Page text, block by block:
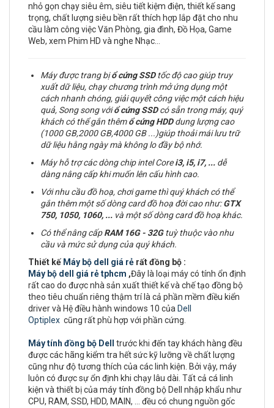
nhỏ gọn chạy siêu êm, siêu tiết kiệm điện, thiết kế sang
trọng, chất lượng siêu bền rất thích hợp lắp đặt cho nhu
cầu làm công việc Văn Phòng, gia đình, Đồ Họa, Game
Web, xem Phim HD và nghe Nhạc…
Máy được trang bịổ cứng SSDtốc độ cao giúp truy
xuất dữ liệu, chạy chương trình mở ứng dụng một
cách nhanh chóng, giải quyết công việc một cách hiệu
quả, Song song vớiổ cứng SSDcó sẵn trong máy, quý
khách có thể gắn thêmổ cứng HDDdung lượng cao
(1000 GB,2000 GB,4000 GB ...)giúp thoải mái lưu trữ
dữ liệu hằng ngày mà không lo đầy bộ nhớ.
Máy hỗ trợ các dòng chip intel Corei3, i5, i7, ... dễ
dàng nâng cấp khi muốn lên cấu hình cao.
Với nhu cầu đồ hoạ, chơi game thì quý khách có thể
gắn thêm một số dòng card đồ hoạ đời cao như:GTX
750, 1050, 1060, ... và một số dòng card đồ hoạ khác.
Có thể nâng cấpRAM 16G - 32Gtuỳ thuộc vào nhu
cầu và mức sử dụng của quý khách.
Thiết kế Máy bộ dell giá rẻ rất đồng bộ :
Máy bộ dell giá rẻ tphcm ,Đây là loại máy có tính ổn định
rất cao do được nhà sản xuất thiết kế và chế tạo đồng bộ
theo tiêu chuẩn riêng thậm trí là cả phần mềm điều kiển
driver và Hệ điều hành windows 10 của Dell
Optiplex cũng rất phù hợp với phần cứng.
Máy tính đồng bộ Dell
trước khi đến tay khách hàng đều
được các hãng kiểm tra hết sức kỹ lưỡng về chất lượng
cũng như độ tương thích của các linh kiện. Bởi vậy, máy
luôn có được sự ổn định khi chạy lâu dài. Tất cả cá linh
kiện và thiết bị của máy tính đồng bộ Dell nhập khẩu như
CPU, RAM, SSD, HDD, MAIN, ... đều có chung nguồn gốc